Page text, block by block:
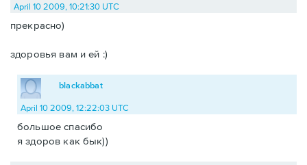
April 10 2009, 10:21:30 UTC
прекрасно)
здоровья вам и ей :)
blackabbat
April 10 2009, 12:22:03 UTC
большое спасибо
я здоров как бык))